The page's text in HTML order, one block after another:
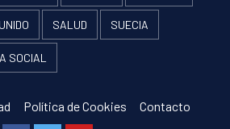
SALUD SUECIA
SOCIAL
Política de Cookies Contacto